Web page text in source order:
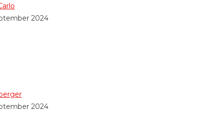
2024
2024